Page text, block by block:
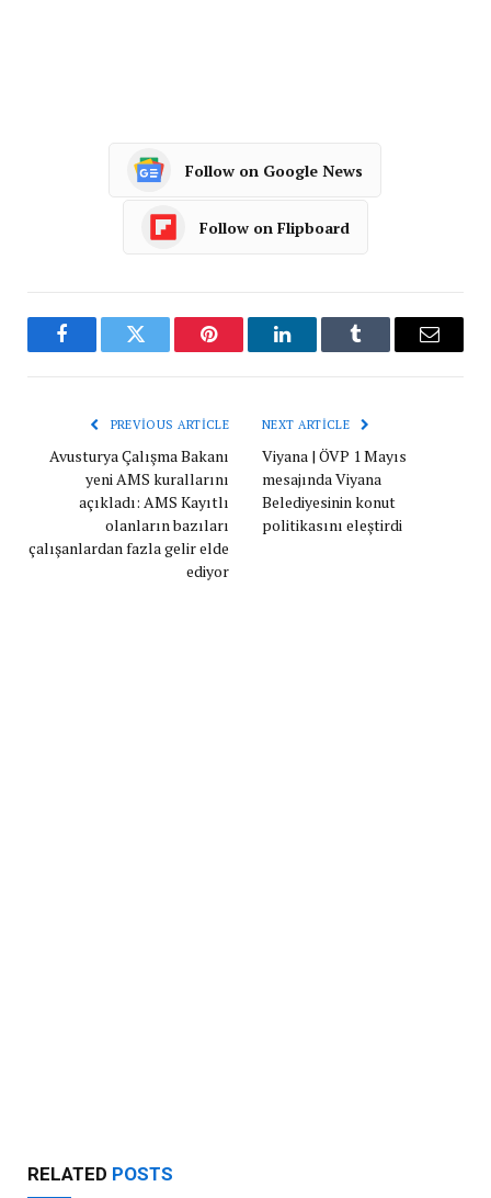
Follow on Google News
Follow on Flipboard
FacebookTwitter Pinterest LinkedInTumblr Email
PREVIOUS ARTICLE
Avusturya Çalışma Bakanı
yeni AMS kurallarını
açıkladı: AMS Kayıtlı
olanların bazıları
çalışanlardan fazla gelir elde
ediyor
NEXT ARTICLE
Viyana | ÖVP 1 Mayıs
mesajında Viyana
Belediyesinin konut
politikasını eleştirdi
RELATED POSTS